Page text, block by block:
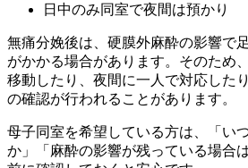
日中のみ同室で夜間は預かり
無痛分娩後は、硬膜外麻酔の影響で
がかかる場合があります。そのため
移動したり、夜間に一人で対応した
の確認が行われることがあります。
母子同室を希望している方は、「い
か」「麻酔の影響が残っている場合